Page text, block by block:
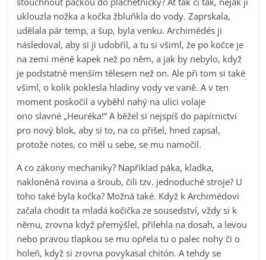
uklouzla nožka a kočka žbluňkla do vody. Zaprskala,
udělala pár temp, a šup, byla venku. Archimédés ji
následoval, aby si ji udobřil, a tu si všiml, že po kočce je
na zemi méně kapek než po něm, a jak by nebylo, když
je podstatně menším tělesem než on. Ale při tom si také
všiml, o kolik poklesla hladiny vody ve vaně. A v ten
moment poskočil a vyběhl nahý na ulici volaje
ono slavné „Heuréka!“ A běžel si nejspíš do papírnictví
pro nový blok, aby si to, na co přišel, hned zapsal,
protože notes, co měl u sebe, se mu namočil.
A co zákony mechaniky? Například páka, kladka,
nakloněná rovina a šroub, čili tzv. jednoduché stroje? U
toho také byla kočka? Možná také. Když k Archimédovi
začala chodit ta mladá kočička ze sousedství, vždy si k
němu, zrovna když přemýšlel, přilehla na dosah, a levou
nebo pravou tlapkou se mu opřela tu o palec nohy či o
holeň, když si zrovna povykasal chitón. A tehdy se